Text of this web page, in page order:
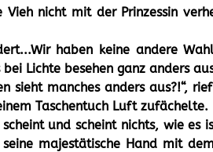
nicht mit der Prinzessin
haben keine andere
Lichte besehen ganz anders
sieht manches anders aus?!“,
Taschentuch Luft zufächelte.
und scheint nichts, wie es
majestätische Hand mit